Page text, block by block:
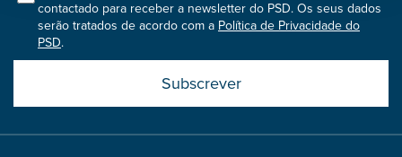
contactado para receber a newsletter do PSD. Os seus dados
serão tratados de acordo com a Política de Privacidade do
PSD.
boostrap
col